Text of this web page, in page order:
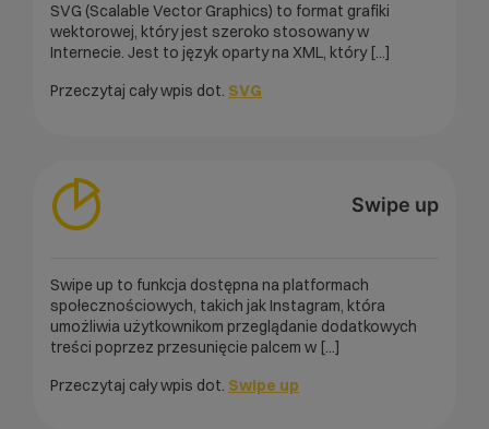
SVG (Scalable Vector Graphics) to format grafiki
wektorowej, który jest szeroko stosowany w
Internecie. Jest to język oparty na XML, który [...]
Przeczytaj cały wpis dot. SVG
Swipe up
Swipe up to funkcja dostępna na platformach
społecznościowych, takich jak Instagram, która
umożliwia użytkownikom przeglądanie dodatkowych
treści poprzez przesunięcie palcem w [...]
Przeczytaj cały wpis dot. Swipe up